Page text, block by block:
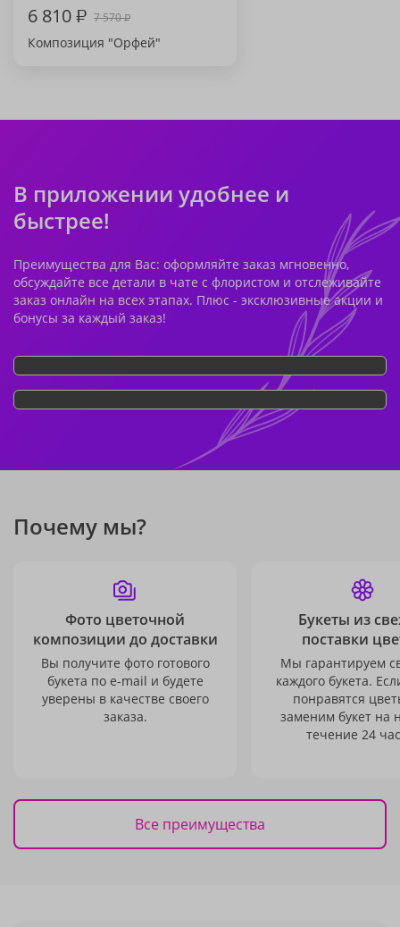
6 810₽ 7 570₽
Композиция "Орфей"
В приложении удобнее и
быстрее!
Преимущества для Вас: оформляйте заказ мгновенно,
обсуждайте все детали в чате с флористом и отслеживайте
заказ онлайн на всех этапах. Плюс - эксклюзивные акции и
бонусы за каждый заказ!
Почему мы?
Фото цветочной
композиции до доставки
Вы получите фото готового
букета по e-mail и будете
уверены в качестве своего
заказа.
Букеты из
поставки
Мы гарантируем
каждого букета.
понравятся
заменим букет на
течение 24
Все преимущества